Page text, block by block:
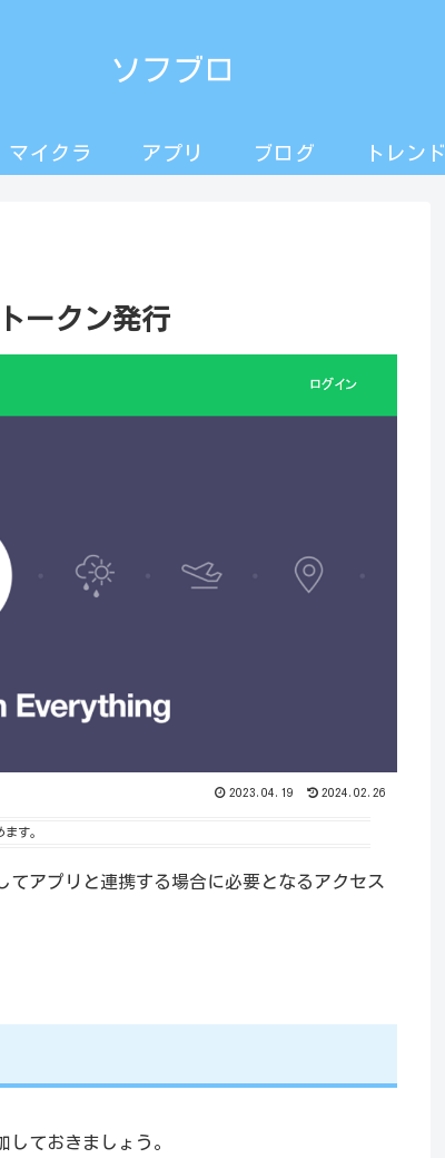
ソフブロ
マイクラ アプリ ブログ トレンド
ークン発行
2023.04.19 2024.02.26
ます。
てアプリと連携する場合に必要となるアクセス
ておきましょう。